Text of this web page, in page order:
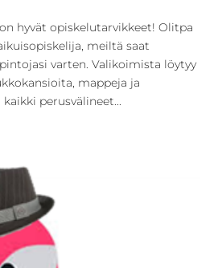
hyvät opiskelutarvikkeet! Olitpa
meiltä saat
varten. Valikoimista löytyy
mappeja ja
perusvälineet...